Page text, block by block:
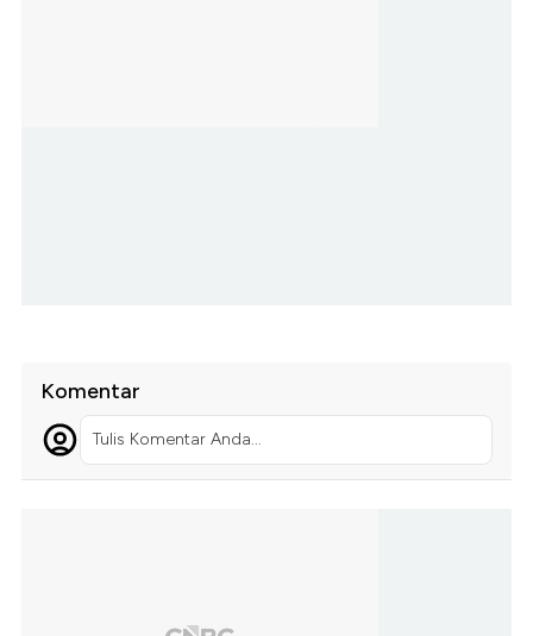
Komentar
Tulis Komentar Anda...